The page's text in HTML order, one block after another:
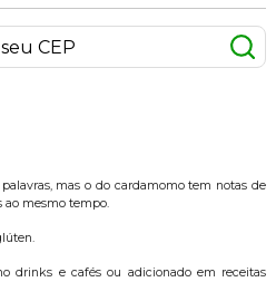
mas o do cardamomo tem notas de
ao mesmo tempo.
drinks e cafés ou adicionado em receitas